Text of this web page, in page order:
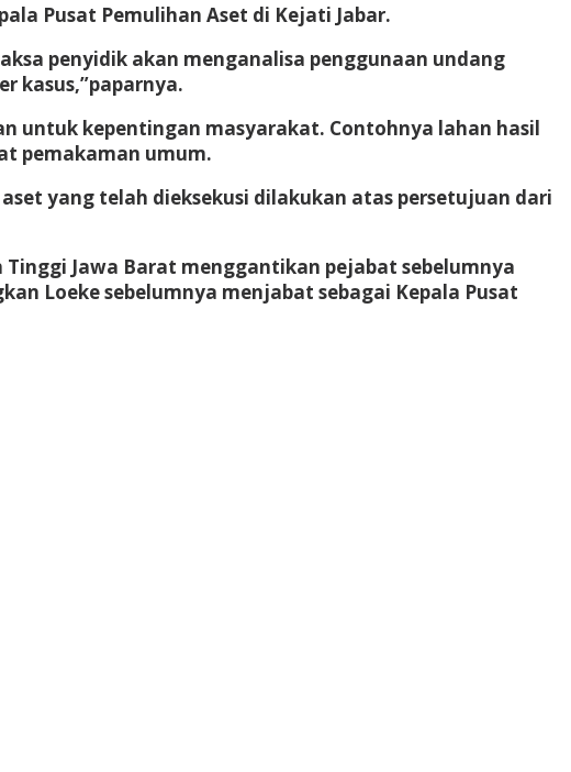
Pusat Pemulihan Aset di Kejati Jabar.
penyidik akan menganalisa penggunaan undang
kasus,”paparnya.
untuk kepentingan masyarakat. Contohnya lahan hasil
pemakaman umum.
yang telah dieksekusi dilakukan atas persetujuan dari
Jawa Barat menggantikan pejabat sebelumnya
Loeke sebelumnya menjabat sebagai Kepala Pusat